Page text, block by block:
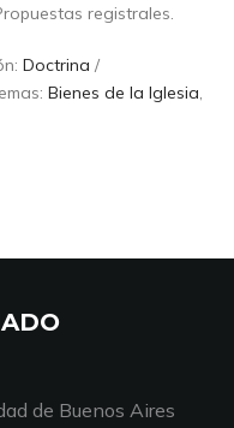
registrales.
Doctrina /
Bienes de la Iglesia,
de Buenos Aires